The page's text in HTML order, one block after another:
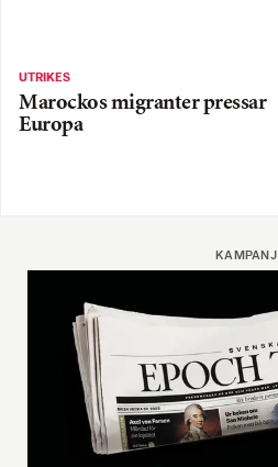
UTRIKES
Marockos migranter pressar
Europa
KAMPANJ